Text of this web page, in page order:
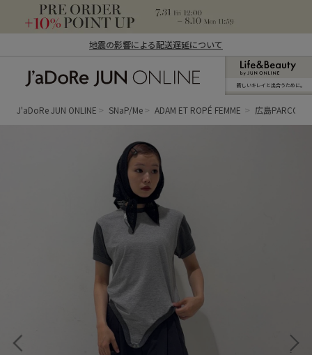
地震の影響による配送遅延について
ン オンライン）
新しいキレイと出合うために。
J'aDoRe JUN ONLINE SNaP/Me ADAM ET ROPÉ FEMME 広島PARCO